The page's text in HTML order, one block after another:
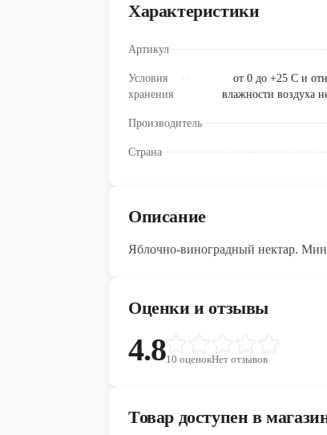
Характеристики
Артикул
Условия
хранения
от 0 до +25 С и
влажности воздуха
Производитель
Страна
Описание
Яблочно-виноградный нектар.
Оценки и отзывы
4.810 оценокНет отзывов
Товар доступен в